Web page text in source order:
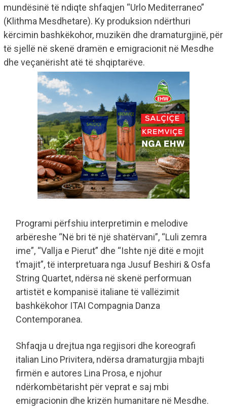
mundësinë të ndiqte shfaqjen “Urlo Mediterraneo”
(Klithma Mesdhetare). Ky produksion ndërthuri
kërcimin bashkëkohor, muzikën dhe dramaturgjinë, për
të sjellë në skenë dramën e emigracionit në Mesdhe
dhe veçanërisht atë të shqiptarëve.
Programi përfshiu interpretimin e melodive
arbëreshe “Në bri të një shatërvani”, “Luli zemra
ime”, “Vallja e Pierut” dhe “Ishte një ditë e mojit
t’majit”, të interpretuara nga Jusuf Beshiri & Osfa
String Quartet, ndërsa në skenë performuan
artistët e kompanisë italiane të vallëzimit
bashkëkohor ITAI Compagnia Danza
Contemporanea.
Shfaqja u drejtua nga regjisori dhe koreografi
italian Lino Privitera, ndërsa dramaturgjia mbajti
firmën e autores Lina Prosa, e njohur
ndërkombëtarisht për veprat e saj mbi
emigracionin dhe krizën humanitare në Mesdhe.